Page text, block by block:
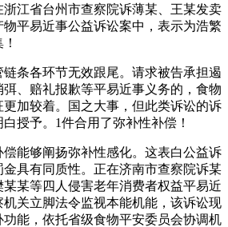
江省台州市查察院诉薄某、王某发卖
平易近事公益诉讼案中，表示为浩繁
各环节无效跟尾。请求被告承担遏
、赔礼报歉等平易近事义务的，食物
加较着。国之大事，但此类诉讼的诉
授予。1件合用了弥补性补偿！
够阐扬弥补性感化。这表白公益诉
具有同质性。正在济南市查察院诉某
某等四人侵害老年消费者权益平易近
关立脚法令监视本能机能，该诉讼现
能，依托省级食物平安委员会协调机